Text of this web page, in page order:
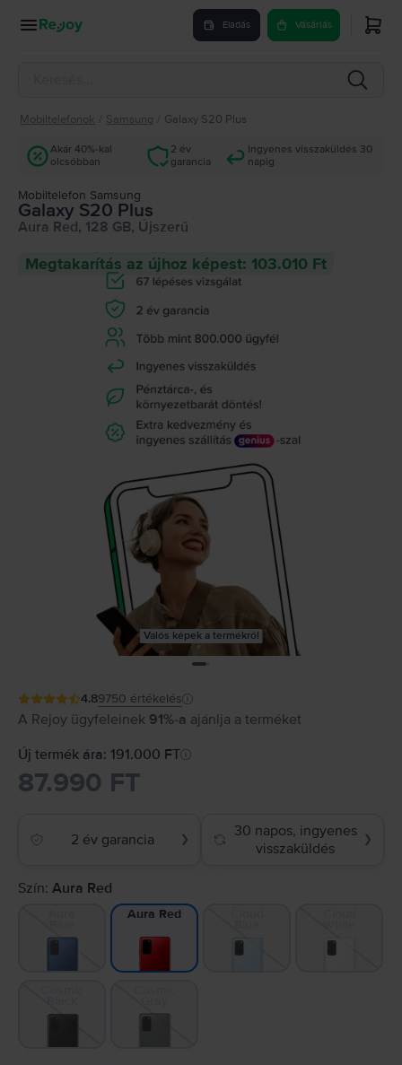
Eladás Vásárlás
Mobiltelefonok Samsung Galaxy S20 Plus
Akár 40%-kal
olcsóbban
2 év
garancia
Ingyenes visszaküldés 30
napig
Mobiltelefon Samsung
Galaxy S20 Plus
Aura Red, 128 GB, Újszerű
Megtakarítás az újhoz képest: 103.010 Ft
Valós képek a termékről
4.89750 értékelés
A Rejoy ügyfeleinek 91%-a ajánlja a terméket
Új termék ára: 191.000 FT
87.990 FT
2 év garancia ❯
30 napos, ingyenes
visszaküldés
❯
Szín: Aura Red
Aura Red